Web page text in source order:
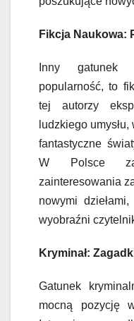
Fikcja Naukowa:
Inny gatunek
popularność, to
tej autorzy
ludzkiego
fantastyczne
W Polsce
zainteresowania
nowymi
wyobraźni
Kryminał:
Gatunek
mocną pozycję